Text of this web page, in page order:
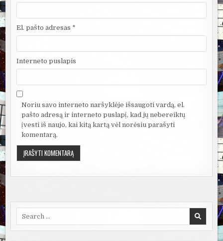
El. pašto adresas *
Interneto puslapis
Noriu savo interneto naršyklėje išsaugoti vardą, el.
pašto adresą ir interneto puslapį, kad jų nebereiktų
įvesti iš naujo, kai kitą kartą vėl norėsiu parašyti
komentarą.